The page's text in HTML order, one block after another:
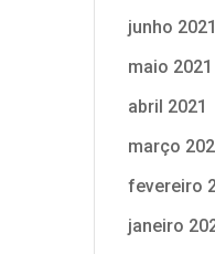
junho 2021
maio 2021
abril 2021
março
fevereiro
janeiro